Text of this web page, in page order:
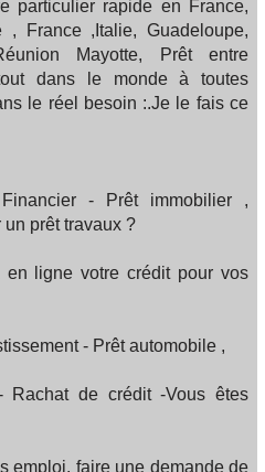
particulier rapide en France,
, France ,Italie, Guadeloupe,
Mayotte, Prêt entre
dans le monde à toutes
le réel besoin :.Je le fais ce
- Prêt immobilier ,
prêt travaux ?
ligne votre crédit pour vos
- Prêt automobile ,
Rachat de crédit -Vous êtes
emploi, faire une demande de